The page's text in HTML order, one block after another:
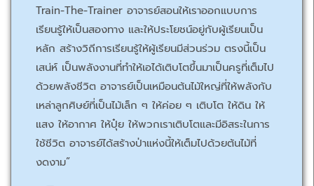
Train-The-Trainer อาจารย์สอนให้เราออกแบบการ
เรียนรู้ให้เป็นสองทาง และให้ประโยชน์อยู่กับผู้เรียนเป็น
หลัก สร้างวิถีการเรียนรู้ให้ผู้เรียนมีส่วนร่วม ตรงนี้เป็น
เสน่ห์ เป็นพลังงานที่ทำให้เอได้เติบโตขึ้นมาเป็นครูที่เต็มไป
ด้วยพลังชีวิต อาจารย์เป็นเหมือนต้นไม้ใหญ่ที่ให้พลังกับ
เหล่าลูกศิษย์ที่เป็นไม้เล็ก ๆ ให้ค่อย ๆ เติบโต ให้ดิน ให้
แสง ให้อากาศ ให้ปุ๋ย ให้พวกเราเติบโตและมีอิสระในการ
ใช้ชีวิต อาจารย์ได้สร้างป่าแห่งนี้ให้เต็มไปด้วยต้นไม้ที่
งดงาม”